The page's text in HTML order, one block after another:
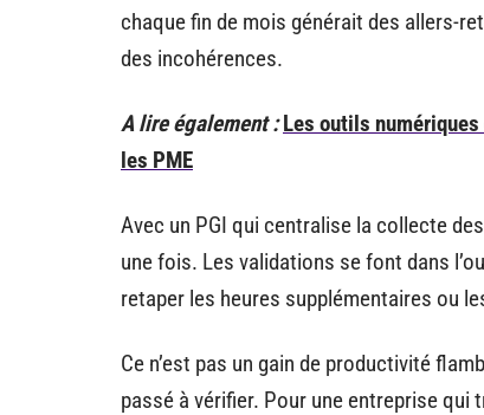
chaque fin de mois générait des allers-
des incohérences.
A lire également : Les outils
les PME
Avec un PGI qui centralise la collecte
une fois. Les validations se font dans
retaper les heures supplémentaires ou
Ce n’est pas un gain de productivité
passé à vérifier. Pour une entreprise